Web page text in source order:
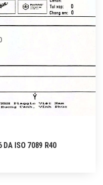
DA ISO 7089 R40